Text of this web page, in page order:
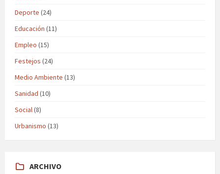
Deporte (24)
Educación (11)
Empleo (15)
Festejos (24)
Medio Ambiente (13)
Sanidad (10)
Social (8)
Urbanismo (13)
ARCHIVO